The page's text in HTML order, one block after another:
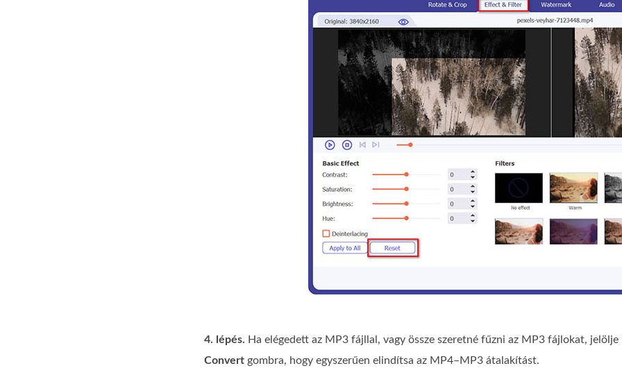
4. lépés. Ha elégedett az MP3 fájllal, vagy össze szeretné fűzni az MP3 fájlokat,
Convert gombra, hogy egyszerűen elindítsa az MP4–MP3 átalakítást.